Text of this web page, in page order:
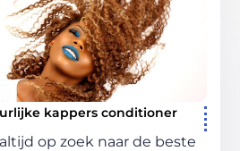
kappers conditioner
op zoek naar de beste